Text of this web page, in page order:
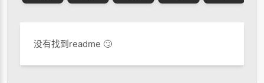
没有找到readme 🙄